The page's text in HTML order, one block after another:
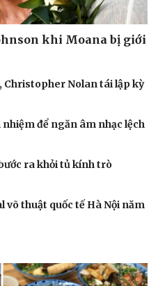
khi Moana bị giới
Christopher Nolan tái lập kỳ
để ngăn âm nhạc lệch
ra khỏi tủ kính trò
thuật quốc tế Hà Nội năm